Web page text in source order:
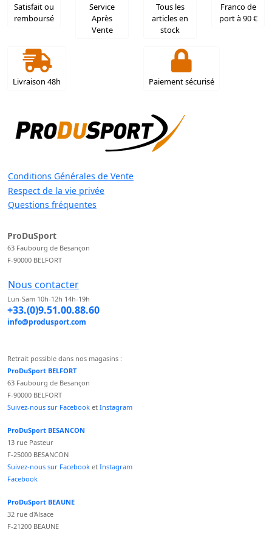
Satisfait ou
remboursé
Service
Après
Vente
Tous les
articles en
stock
Franco de
port à 90 €
Livraison 48h Paiement sécurisé
Conditions Générales de Vente
Respect de la vie privée
Questions fréquentes
ProDuSport
63 Faubourg de Besançon
F-90000 BELFORT
Nous contacter
Lun-Sam 10h-12h 14h-19h
+33.(0)9.51.00.88.60
info@produsport.com
Retrait possible dans nos magasins :
ProDuSport BELFORT
63 Faubourg de Besançon
F-90000 BELFORT
Suivez-nous sur Facebook et Instagram
ProDuSport BESANCON
13 rue Pasteur
F-25000 BESANCON
Suivez-nous sur Facebook et Instagram
Facebook
ProDuSport BEAUNE
32 rue d'Alsace
F-21200 BEAUNE